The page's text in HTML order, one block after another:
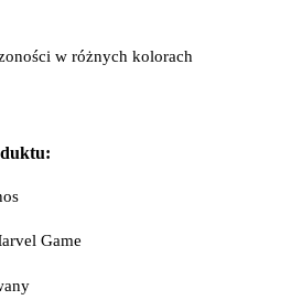
w różnych kolorach
Game